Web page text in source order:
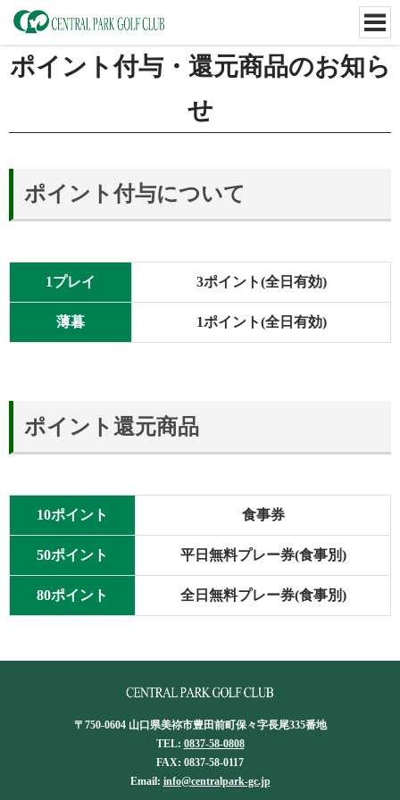
ポイント付与・還元商品のお知ら
せ
ポイント付与について
1プレイ 3ポイント(全日有効)
薄暮 1ポイント(全日有効)
ポイント還元商品
10ポイント 食事券
50ポイント 平日無料プレー券(食事別)
80ポイント 全日無料プレー券(食事別)
〒750-0604 山口県美祢市豊田前町保々字長尾335番地
TEL: 0837-58-0808
FAX: 0837-58-0117
Email: info@centralpark-gc.jp